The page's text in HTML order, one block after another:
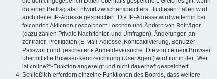
du einen Beitrag als Entwurf zwischenspeicherst. In diesen Fällen wird
auch deine IP-Adresse gespeichert. Die IP-Adresse wird weiterhin bei
folgenden Aktionen gespeichert: Löschen und Ändern von Beiträgen
(dazu zählen Private Nachrichten und Umfragen), Änderungen an
zentralen Profildaten (E-Mail-Adresse, Kontoaktivierung, Benutzer-
Passwort) und gescheiterte Anmeldeversuche. Die von deinem Browser
übermittelte Browser-Kennzeichnung (User Agent) wird nur in der „Wer
ist online?“-Funktion angezeigt und nicht dauerhaft gespeichert.
Schließlich erfordern einzelne Funktionen des Boards, dass weitere